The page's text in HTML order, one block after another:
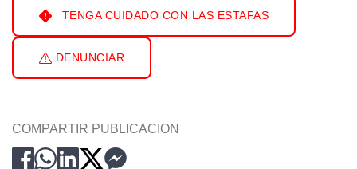
TENGA CUIDADO CON LAS ESTAFAS
DENUNCIAR
COMPARTIR PUBLICACION